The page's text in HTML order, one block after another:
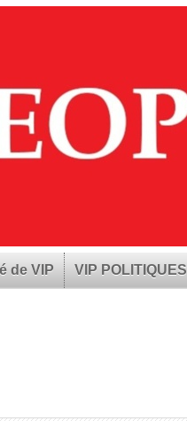
de VIP VIP POLITIQUES